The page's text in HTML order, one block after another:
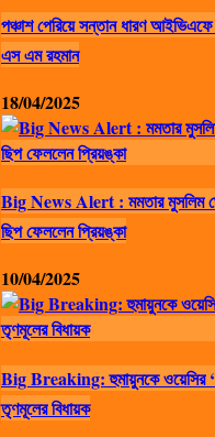
পঞ্চাশ পেরিয়ে সন্তান ধারণ
এস এম রহমান
18/04/2025
Big News Alert : মমতার মুসলিম
ছিপ ফেললেন প্রিয়ঙ্কা
10/04/2025
Big Breaking: হুমায়ুনকে ওয়েসির
তৃণমূলের বিধায়ক